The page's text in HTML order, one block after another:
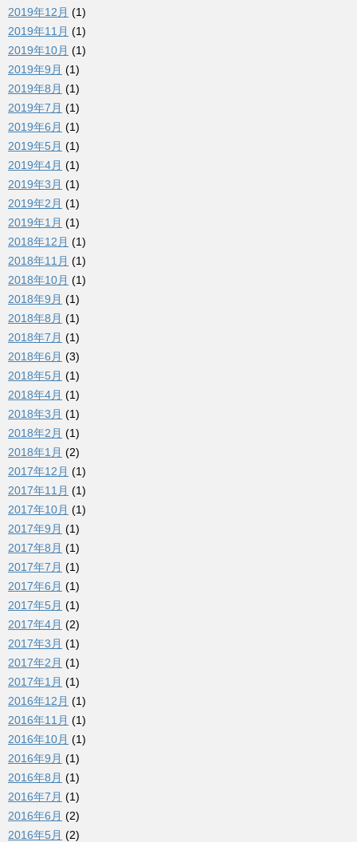
2019年12月 (1)
2019年11月 (1)
2019年10月 (1)
2019年9月 (1)
2019年8月 (1)
2019年7月 (1)
2019年6月 (1)
2019年5月 (1)
2019年4月 (1)
2019年3月 (1)
2019年2月 (1)
2019年1月 (1)
2018年12月 (1)
2018年11月 (1)
2018年10月 (1)
2018年9月 (1)
2018年8月 (1)
2018年7月 (1)
2018年6月 (3)
2018年5月 (1)
2018年4月 (1)
2018年3月 (1)
2018年2月 (1)
2018年1月 (2)
2017年12月 (1)
2017年11月 (1)
2017年10月 (1)
2017年9月 (1)
2017年8月 (1)
2017年7月 (1)
2017年6月 (1)
2017年5月 (1)
2017年4月 (2)
2017年3月 (1)
2017年2月 (1)
2017年1月 (1)
2016年12月 (1)
2016年11月 (1)
2016年10月 (1)
2016年9月 (1)
2016年8月 (1)
2016年7月 (1)
2016年6月 (2)
2016年5月 (2)